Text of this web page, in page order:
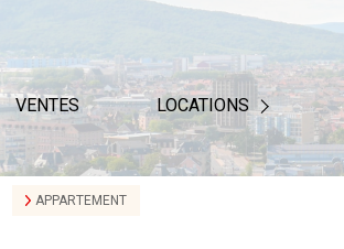
VENTES LOCATIONS
NOTRE BAREME D'HONORAIRE
APPARTEMENT